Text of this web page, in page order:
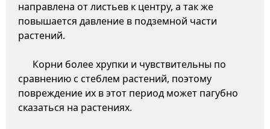
направлена от листьев к центру, а так же
повышается давление в подземной части
растений.
Корни более хрупки и чувствительны по
сравнению с стеблем растений, поэтому
повреждение их в этот период может пагубно
сказаться на растениях.